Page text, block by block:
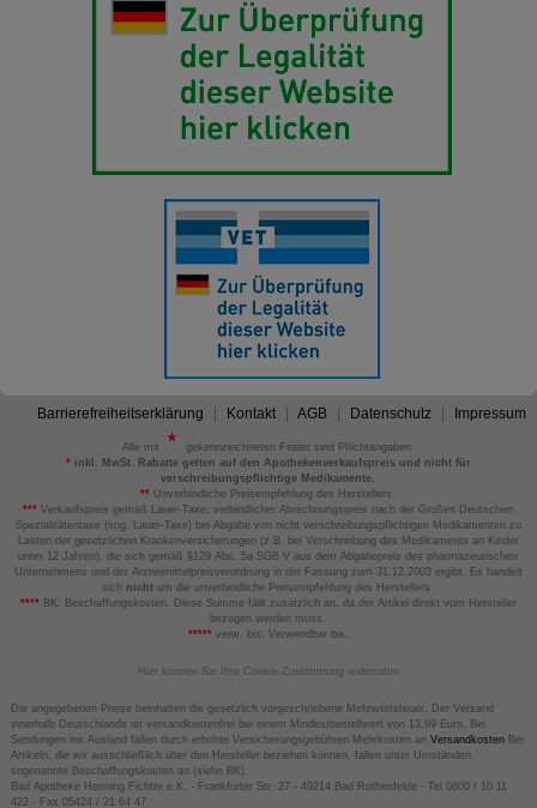
Barrierefreiheitserklärung Kontakt AGB Datenschutz Impressum
Alle mit
gekennzeichneten Felder sind Pflichtangaben.
*inkl. MwSt. Rabatte gelten auf den Apothekenverkaufspreis und nicht für
verschreibungspflichtige Medikamente.
** Unverbindliche Preisempfehlung des Herstellers.
*** Verkaufspreis gemäß Lauer-Taxe; verbindlicher Abrechnungspreis nach der Großen Deutschen
Spezialitätentaxe (sog. Lauer-Taxe) bei Abgabe von nicht verschreibungspflichtigen Medikamenten zu
Lasten der gesetzlichen Krankenversicherungen (z.B. bei Verschreibung des Medikaments an Kinder
unter 12 Jahren), die sich gemäß §129 Abs. 5a SGB V aus dem Abgabepreis des pharmazeutischen
Unternehmens und der Arzneimittelpreisverordnung in der Fassung zum 31.12.2003 ergibt. Es handelt
sich nicht um die unverbindliche Preisempfehlung des Herstellers.
****BK: Beschaffungskosten. Diese Summe fällt zusätzlich an, da der Artikel direkt vom Hersteller
bezogen werden muss.
*****verw. bis: Verwendbar bis.
Hier können Sie Ihre Cookie-Zustimmung widerrufen
Die angegebenen Preise beinhalten die gesetzlich vorgeschriebene Mehrwertsteuer. Der Versand
innerhalb Deutschlands ist versandkostenfrei bei einem Mindestbestellwert von 13,99 Euro. Bei
Sendungen ins Ausland fallen durch erhöhte Versicherungsgebühren Mehrkosten an VersandkostenBei
Artikeln, die wir ausschließlich über den Hersteller beziehen können, fallen unter Umständen
sogenannte Beschaffungskosten an (siehe BK).
Bad Apotheke Henning Fichter e.K. - Frankfurter Str. 27 - 49214 Bad Rothenfelde - Tel 0800 / 10 11
422 - Fax 05424 / 21 64 47